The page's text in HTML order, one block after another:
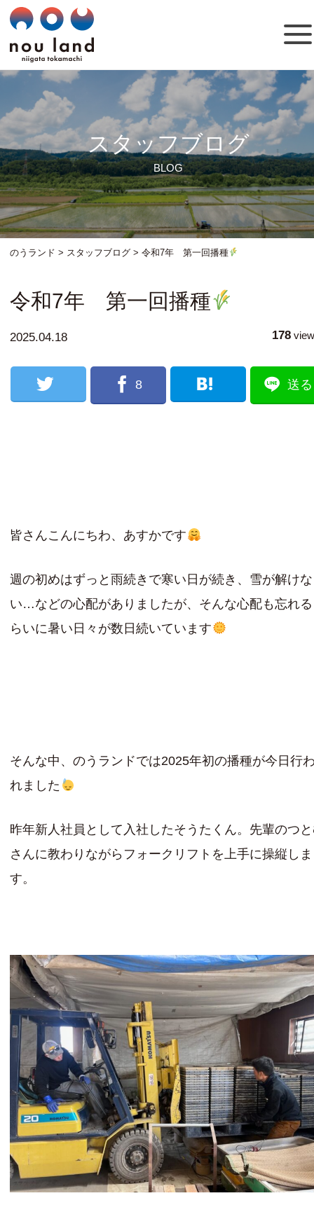
スタッフブログ
BLOG
のうランド > スタッフブログ >令和7年 第一回播種
令和7年 第一回播種
2025.04.18 178view
8 送る
皆さんこんにちわ、あすかです
週の初めはずっと雨続きで寒い日が続き、雪が解けな
い…などの心配がありましたが、そんな心配も忘れ
らいに暑い日々が数日続いています
そんな中、のうランドでは2025年初の播種が今日行
れました
昨年新人社員として入社したそうたくん。先輩のつ
さんに教わりながらフォークリフトを上手に操縦しま
す。